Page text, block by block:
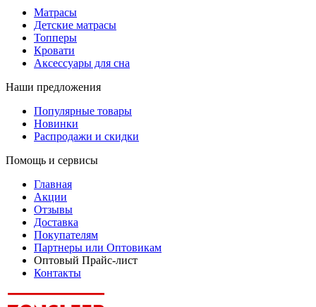
Матрасы
Детские матрасы
Топперы
Кровати
Аксессуары для сна
Наши предложения
Популярные товары
Новинки
Распродажи и скидки
Помощь и сервисы
Главная
Акции
Отзывы
Доставка
Покупателям
Партнеры или Оптовикам
Оптовый Прайс-лист
Контакты